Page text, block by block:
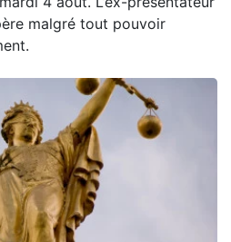
malgré tout pouvoir